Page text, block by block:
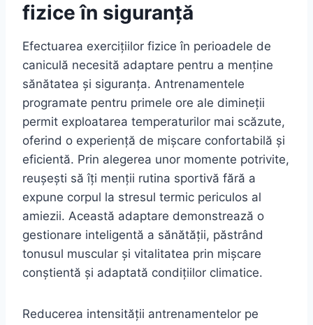
fizice în siguranță
Efectuarea exercițiilor fizice în perioadele de
caniculă necesită adaptare pentru a menține
sănătatea și siguranța. Antrenamentele
programate pentru primele ore ale dimineții
permit exploatarea temperaturilor mai scăzute,
oferind o experiență de mișcare confortabilă și
eficientă. Prin alegerea unor momente potrivite,
reușești să îți menții rutina sportivă fără a
expune corpul la stresul termic periculos al
amiezii. Această adaptare demonstrează o
gestionare inteligentă a sănătății, păstrând
tonusul muscular și vitalitatea prin mișcare
conștientă și adaptată condițiilor climatice.
Reducerea intensității antrenamentelor pe